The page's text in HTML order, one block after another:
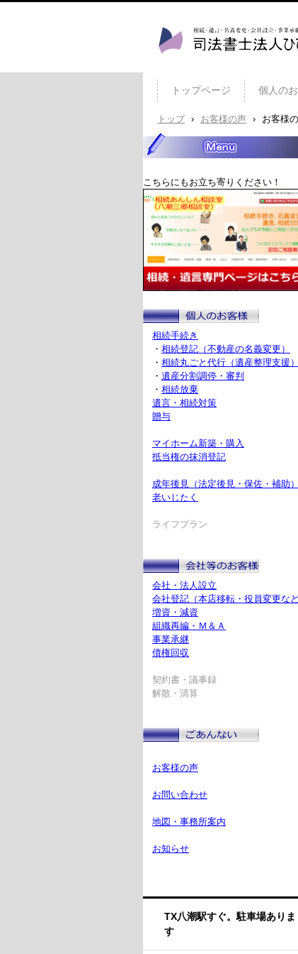
トップページ 個人の
トップ › お客様の声 › お客様
こちらにもお立ち寄りください！
相続手続き
・ 相続登記（不動産の名義変更）
・ 相続丸ごと代行（遺産整理支援）
・ 遺産分割調停・審判
・ 相続放棄
遺言・相続対策
贈与
マイホーム新築・購入
抵当権の抹消登記
成年後見（法定後見・保佐・補助）
老いじたく
ライフプラン
会社・法人設立
会社登記（本店移転・役員変更など
増資・減資
組織再編・Ｍ＆Ａ
事業承継
債権回収
契約書・議事録
解散・清算
お客様の声
お問い合わせ
地図・事務所案内
お知らせ
TX八潮駅すぐ。駐車場ありま
す